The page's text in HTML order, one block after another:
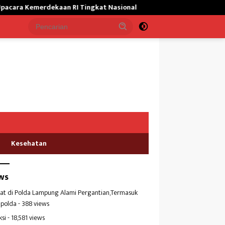
Tingkat Nasional Satgas Yonif 645/GTY Giat Bantu
Kesehatan
di Polda Lampung Alami Pergantian,Termasuk
- 388 views
- 18,581 views